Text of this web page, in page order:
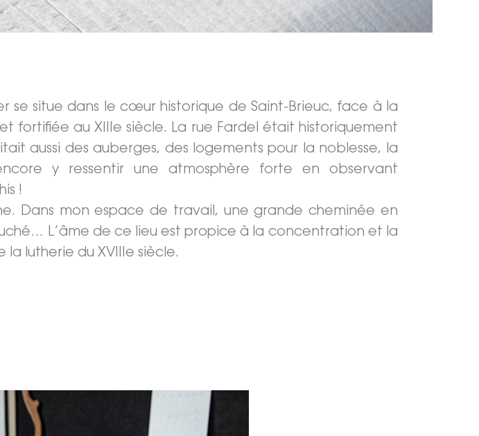
se situe dans le cœur historique de Saint-Brieuc, face à la
fortifiée au XIIIe siècle. La rue Fardel était historiquement
aussi des auberges, des logements pour la noblesse, la
y ressentir une atmosphère forte en observant
!
Dans mon espace de travail, une grande cheminée en
L’âme de ce lieu est propice à la concentration et la
lutherie du XVIIIe siècle.